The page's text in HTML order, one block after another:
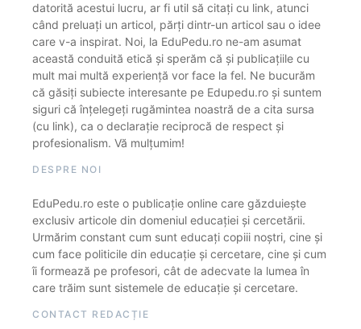
datorită acestui lucru, ar fi util să citați cu link, atunci
când preluați un articol, părți dintr-un articol sau o idee
care v-a inspirat. Noi, la EduPedu.ro ne-am asumat
această conduită etică și sperăm că și publicațiile cu
mult mai multă experiență vor face la fel. Ne bucurăm
că găsiți subiecte interesante pe Edupedu.ro și suntem
siguri că înțelegeți rugămintea noastră de a cita sursa
(cu link), ca o declarație reciprocă de respect și
profesionalism. Vă mulțumim!
DESPRE NOI
EduPedu.ro este o publicație online care găzduiește
exclusiv articole din domeniul educației și cercetării.
Urmărim constant cum sunt educați copiii noștri, cine și
cum face politicile din educație și cercetare, cine și cum
îi formează pe profesori, cât de adecvate la lumea în
care trăim sunt sistemele de educație și cercetare.
CONTACT REDACȚIE